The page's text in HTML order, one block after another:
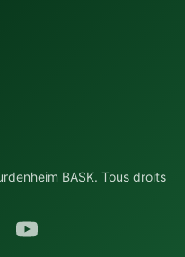
BASK. Tous droits
YouTube